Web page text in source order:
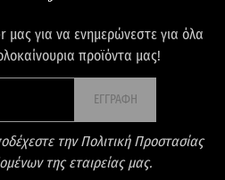
μας για να ενημερώνεστε για όλα
προϊόντα μας!
ΕΓΓΡΑΦΗ
την Πολιτική Προστασίας
της εταιρείας μας.